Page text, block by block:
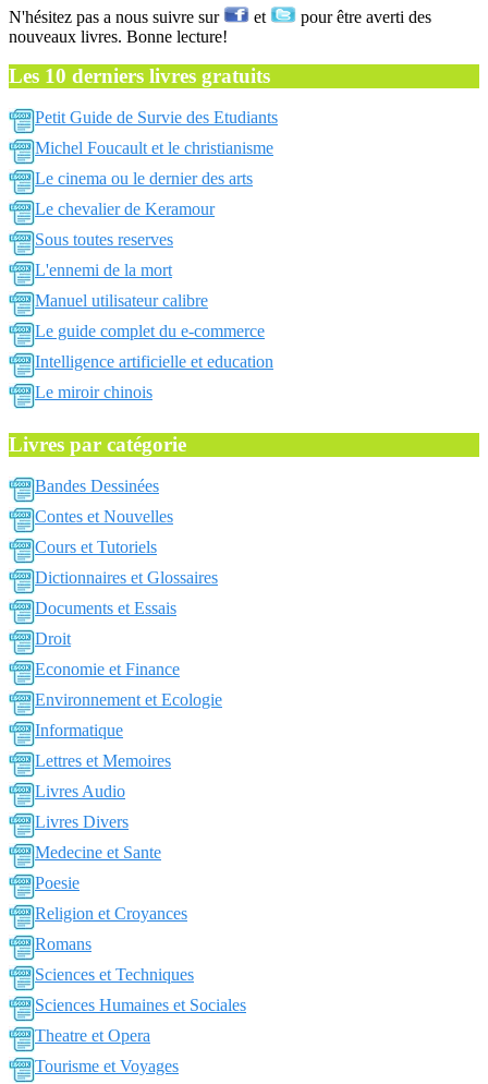
N'hésitez pas a nous suivre sur et
pour être averti des
nouveaux livres. Bonne lecture!
Les 10 derniers livres gratuits
Petit Guide de Survie des Etudiants
Michel Foucault et le christianisme
Le cinema ou le dernier des arts
Le chevalier de Keramour
Sous toutes reserves
L'ennemi de la mort
Manuel utilisateur calibre
Le guide complet du e-commerce
Intelligence artificielle et education
Le miroir chinois
Livres par catégorie
Bandes Dessinées
Contes et Nouvelles
Cours et Tutoriels
Dictionnaires et Glossaires
Documents et Essais
Droit
Economie et Finance
Environnement et Ecologie
Informatique
Lettres et Memoires
Livres Audio
Livres Divers
Medecine et Sante
Poesie
Religion et Croyances
Romans
Sciences et Techniques
Sciences Humaines et Sociales
Theatre et Opera
Tourisme et Voyages